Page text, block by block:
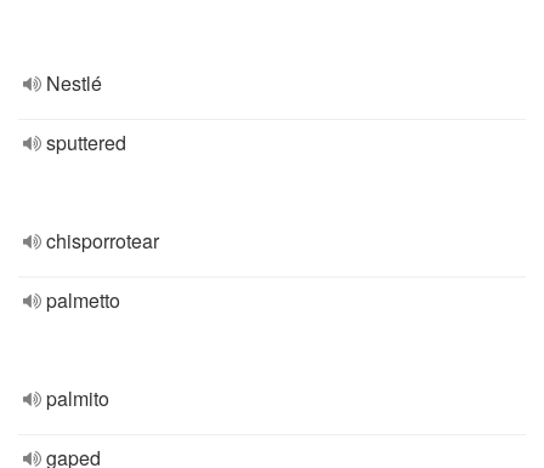
Nestlé
sputtered
chisporrotear
palmetto
palmito
gaped